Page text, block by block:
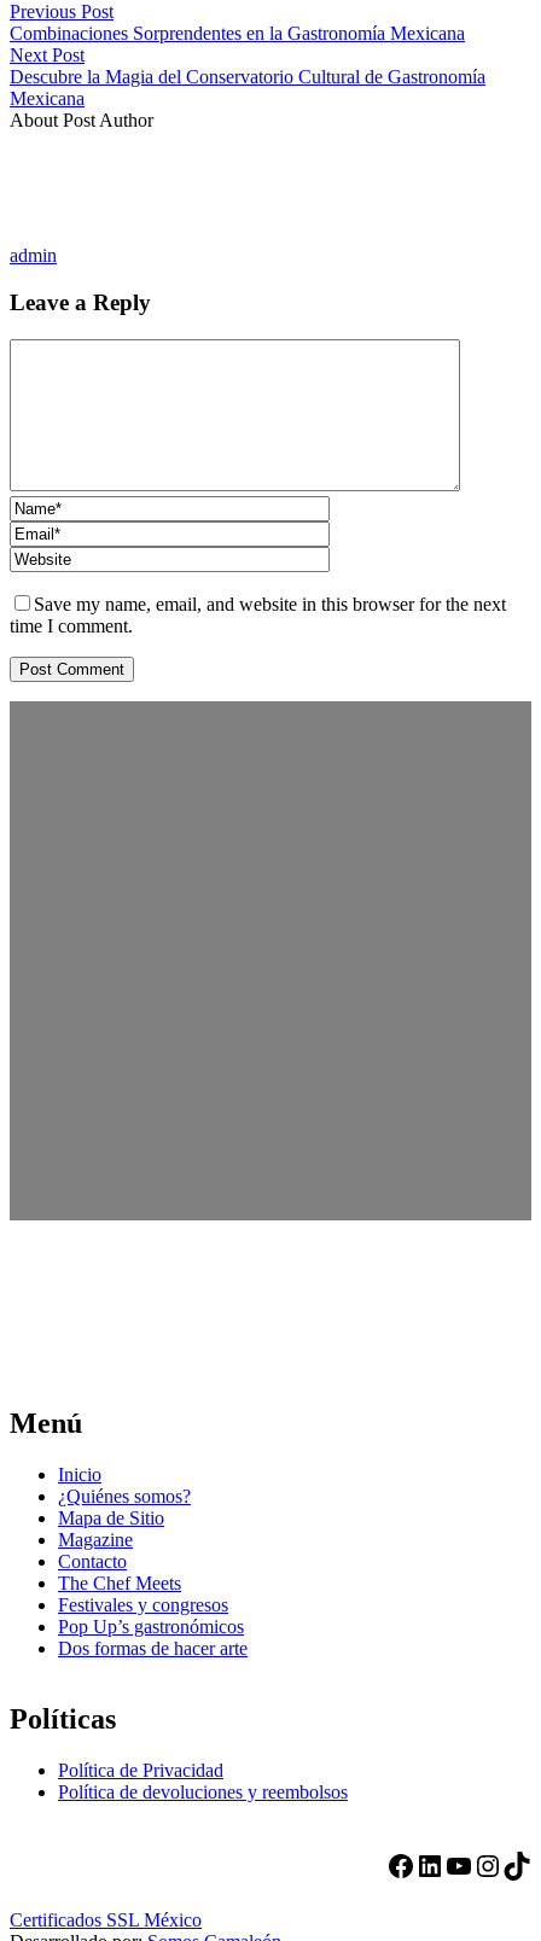
Previous Post
Combinaciones Sorprendentes en la Gastronomía Mexicana
Next Post
Descubre la Magia del Conservatorio Cultural de Gastronomía
Mexicana
About Post Author
admin
Leave a Reply
Save my name, email, and website in this browser for the next
time I comment.
Menú
Inicio
¿Quiénes somos?
Mapa de Sitio
Magazine
Contacto
The Chef Meets
Festivales y congresos
Pop Up’s gastronómicos
Dos formas de hacer arte
Políticas
Política de Privacidad
Política de devoluciones y reembolsos
Facebook LinkedIn YouTube Instagram TikTok
Certificados SSL México